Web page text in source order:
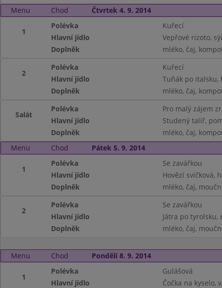
Menu
Chod Čtvrtek 4. 9. 2014
1
Polévka
Kuřecí
Hlavní jídlo
Vepřové rizoto,
Doplněk
mléko, čaj,
2
Polévka
Kuřecí
Hlavní jídlo
Tuňák po italsku,
Doplněk
mléko, čaj,
Salát
Polévka
Pro malý zájem
Hlavní jídlo
Studený talíř,
Doplněk
mléko, čaj,
Menu
Chod Pátek 5. 9. 2014
1
Polévka
Se zavářkou
Hlavní jídlo
Hovězí svíčková,
Doplněk
mléko, čaj,
2
Polévka
Se zavářkou
Hlavní jídlo
Játra po tyrolsku,
Doplněk
mléko, čaj,
Menu Chod Pondělí 8. 9. 2014
1
Polévka
Gulášová
Hlavní jídlo
Čočka na kyselo,